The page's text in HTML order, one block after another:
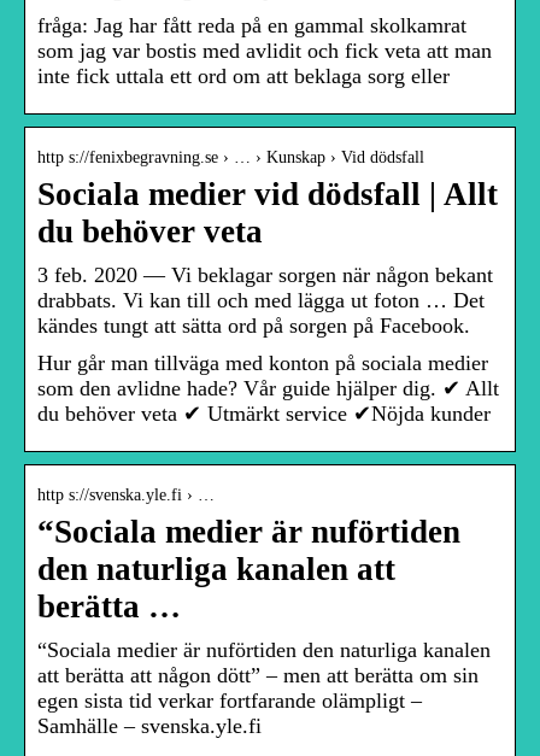
fråga: Jag har fått reda på en gammal skolkamrat
som jag var bostis med avlidit och fick veta att man
inte fick uttala ett ord om att beklaga sorg eller
http s://fenixbegravning.se › … › Kunskap › Vid dödsfall
Sociala medier vid dödsfall | Allt
du behöver veta
3 feb. 2020 — Vi beklagar sorgen när någon bekant
drabbats. Vi kan till och med lägga ut foton … Det
kändes tungt att sätta ord på sorgen på Facebook.
Hur går man tillväga med konton på sociala medier
som den avlidne hade? Vår guide hjälper dig. ✔ Allt
du behöver veta ✔ Utmärkt service ✔Nöjda kunder
http s://svenska.yle.fi › …
“Sociala medier är nuförtiden
den naturliga kanalen att
berätta …
“Sociala medier är nuförtiden den naturliga kanalen
att berätta att någon dött” – men att berätta om sin
egen sista tid verkar fortfarande olämpligt –
Samhälle – svenska.yle.fi